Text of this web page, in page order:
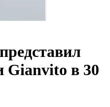
Gianvito в 30